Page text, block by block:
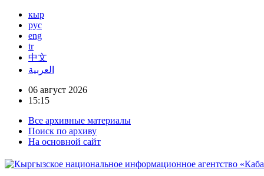
кыр
рус
eng
tr
中文
العربية
06 август 2026
15:15
Все архивные материалы
Поиск по архиву
На основной сайт